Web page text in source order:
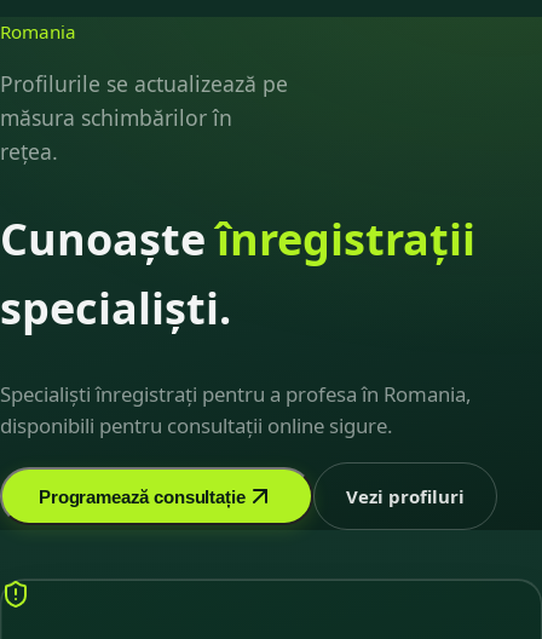
Romania
Profilurile se actualizează pe
măsura schimbărilor în
rețea.
Cunoaște înregistrații
specialiști.
Specialiști înregistrați pentru a profesa în Romania,
disponibili pentru consultații online sigure.
Programează consultație Vezi profiluri